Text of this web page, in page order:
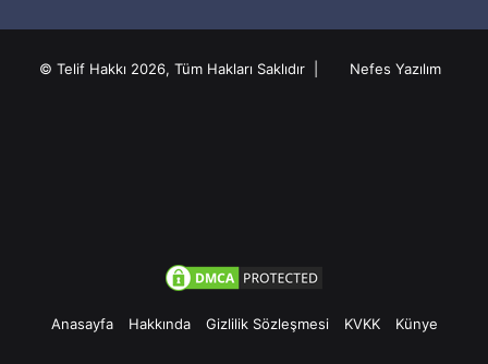
© Telif Hakkı 2026, Tüm Hakları Saklıdır | Nefes Yazılım
Anasayfa Hakkında Gizlilik Sözleşmesi KVKK Künye